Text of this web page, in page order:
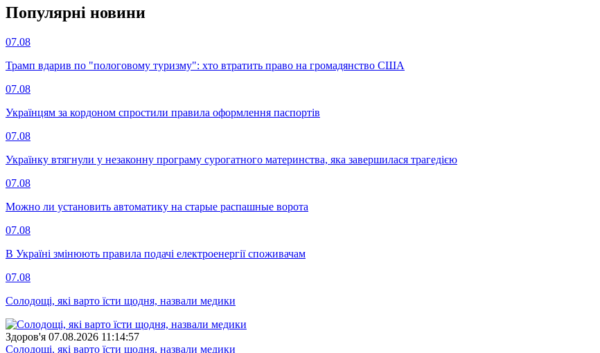
Популярнi новини
07.08
Трамп вдарив по "пологовому туризму": хто втратить право на громадянство США
07.08
Українцям за кордоном спростили правила оформлення паспортів
07.08
Українку втягнули у незаконну програму сурогатного материнства, яка завершилася трагедією
07.08
Можно ли установить автоматику на старые распашные ворота
07.08
В Україні змінюють правила подачі електроенергії споживачам
07.08
Солодощі, які варто їсти щодня, назвали медики
Здоров'я 07.08.2026 11:14:57
Солодощі, які варто їсти щодня, назвали медики